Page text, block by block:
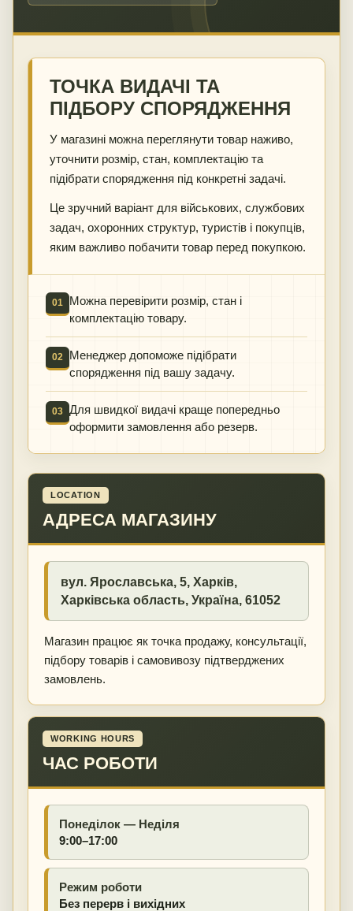
ТОЧКА ВИДАЧІ ТА
ПІДБОРУ СПОРЯДЖЕННЯ
У магазині можна переглянути товар наживо,
уточнити розмір, стан, комплектацію та
підібрати спорядження під конкретні задачі.
Це зручний варіант для військових, службових
задач, охоронних структур, туристів і покупців,
яким важливо побачити товар перед покупкою.
01
Можна перевірити розмір, стан і
комплектацію товару.
02
Менеджер допоможе підібрати
спорядження під вашу задачу.
03 Для швидкої видачі краще попередньо
оформити замовлення або резерв.
LOCATION
АДРЕСА МАГАЗИНУ
вул. Ярославська, 5, Харків,
Харківська область, Україна, 61052
Магазин працює як точка продажу, консультації,
підбору товарів і самовивозу підтверджених
замовлень.
WORKING HOURS
ЧАС РОБОТИ
Понеділок — Неділя
9:00–17:00
Режим роботи
Без перерв і вихідних